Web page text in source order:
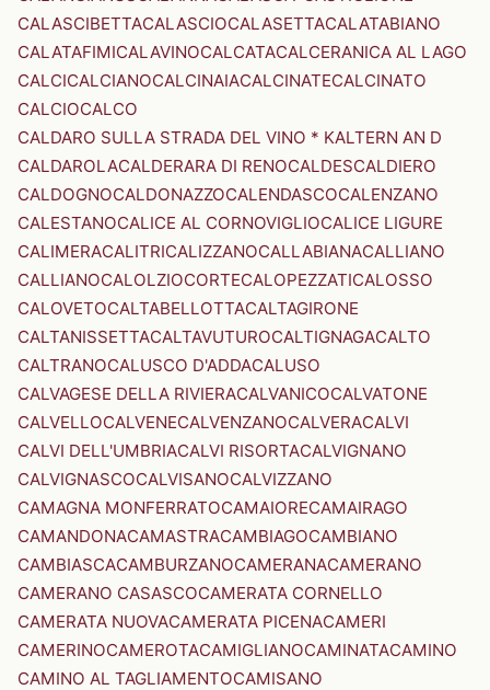
CALASCIBETTACALASCIOCALASETTACALATABIANO
CALATAFIMICALAVINOCALCATACALCERANICA AL LAGO
CALCICALCIANOCALCINAIACALCINATECALCINATO
CALCIOCALCO
CALDARO SULLA STRADA DEL VINO * KALTERN AN D
CALDAROLACALDERARA DI RENOCALDESCALDIERO
CALDOGNOCALDONAZZOCALENDASCOCALENZANO
CALESTANOCALICE AL CORNOVIGLIOCALICE LIGURE
CALIMERACALITRICALIZZANOCALLABIANACALLIANO
CALLIANOCALOLZIOCORTECALOPEZZATICALOSSO
CALOVETOCALTABELLOTTACALTAGIRONE
CALTANISSETTACALTAVUTUROCALTIGNAGACALTO
CALTRANOCALUSCO D'ADDACALUSO
CALVAGESE DELLA RIVIERACALVANICOCALVATONE
CALVELLOCALVENECALVENZANOCALVERACALVI
CALVI DELL'UMBRIACALVI RISORTACALVIGNANO
CALVIGNASCOCALVISANOCALVIZZANO
CAMAGNA MONFERRATOCAMAIORECAMAIRAGO
CAMANDONACAMASTRACAMBIAGOCAMBIANO
CAMBIASCACAMBURZANOCAMERANACAMERANO
CAMERANO CASASCOCAMERATA CORNELLO
CAMERATA NUOVACAMERATA PICENACAMERI
CAMERINOCAMEROTACAMIGLIANOCAMINATACAMINO
CAMINO AL TAGLIAMENTOCAMISANO